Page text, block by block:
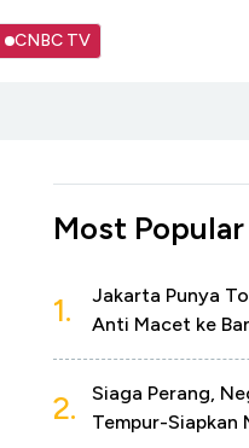
CNBC TV
Most Popular
1.
Jakarta Punya
Anti Macet ke
2.
Siaga Perang,
Tempur-Siapkan